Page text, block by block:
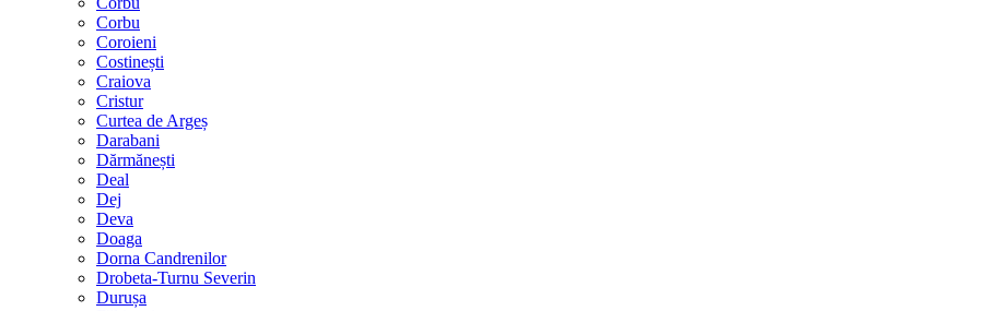
Corbu
Coroieni
Costinești
Craiova
Cristur
Curtea de Argeș
Darabani
Dărmănești
Deal
Dej
Deva
Doaga
Dorna Candrenilor
Drobeta-Turnu Severin
Durușa